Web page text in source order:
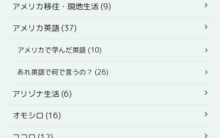
アメリカ移住・現地生活 (9)
アメリカ英語 (37)
アメリカで学んだ英語 (10)
あれ英語で何で言うの？ (26)
アリゾナ生活 (6)
オモシロ (16)